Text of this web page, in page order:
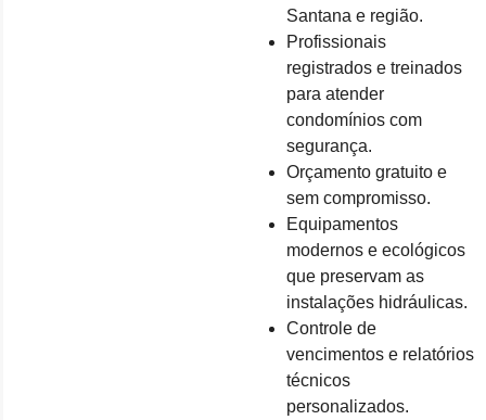
Santana e região.
Profissionais
registrados e treinados
para atender
condomínios com
segurança.
Orçamento gratuito e
sem compromisso.
Equipamentos
modernos e ecológicos
que preservam as
instalações hidráulicas.
Controle de
vencimentos e relatórios
técnicos
personalizados.